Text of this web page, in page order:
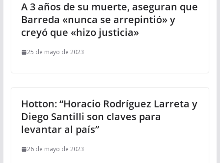
A 3 años de su muerte, aseguran que
Barreda «nunca se arrepintió» y
creyó que «hizo justicia»
25 de mayo de 2023
Hotton: “Horacio Rodríguez Larreta y
Diego Santilli son claves para
levantar al país”
26 de mayo de 2023